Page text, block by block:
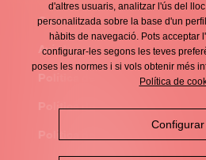
Enllaços
d'interès
Contacte
Footer
Avís legal
Política de privacitat
Política de cookies
d'altres usuaris, analitzar l'ús del
personalitzada sobre la base d'un
hàbits de navegació. Pots acceptar
configurar-les segons les teves
poses les normes i si vols obtenir més
Política de
Configurar